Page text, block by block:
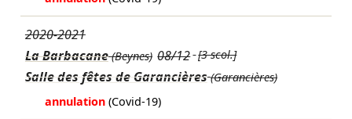
2020-2021
La Barbacane(Beynes) 08/12 [3 scol.]
Salle des fêtes de Garancières (Garancières)
annulation (Covid-19)